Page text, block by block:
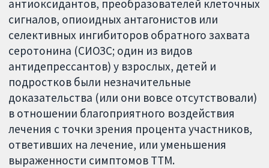
антиоксидантов, преобразователей клеточных
сигналов, опиоидных антагонистов или
селективных ингибиторов обратного захвата
серотонина (СИОЗС; один из видов
антидепрессантов) у взрослых, детей и
подростков были незначительные
доказательства (или они вовсе отсутствовали)
в отношении благоприятного воздействия
лечения с точки зрения процента участников,
ответивших на лечение, или уменьшения
выраженности симптомов ТТМ.